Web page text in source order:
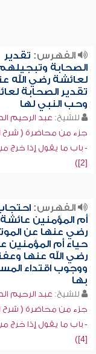
الفهرس: تقدير
الصحابة
لعائشة رضي الله
تقدير الصحابة
وحب النبي لها
للشيخ: عبد الرحيم
جزء من محاضرة ( شرح
- باب ما يقول إذا خرج
[2])
الفهرس:
أم المؤمنين عائشة
رضي عنها عن
حياء أم المؤمنين
رضي الله عنها
ووجوب اقتداء
بها
للشيخ: عبد الرحيم
جزء من محاضرة ( شرح
- باب ما يقول إذا خرج
[4])